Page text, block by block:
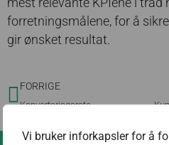
Vi bruker inforkapsler for å
forretningsmålene, for å
gir ønsket resultat.
FORRIGE
Konverteringsrate